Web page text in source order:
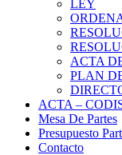
LEY
ACTA
PLAN
ACTA –
Mesa De Partes
Presupuesto
Contacto